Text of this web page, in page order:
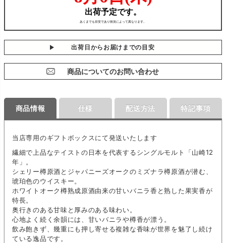
出荷日からお届けまでの目安
商品についてのお問い合わせ
商品情報
当店専用のギフトボックスにて発送いたします
繊細で上品なテイストの日本を代表するシングルモルト「山崎12
年」。
シェリー樽原酒とジャパニーズオークのミズナラ樽原酒が潜む、
琥珀色のウイスキー。
ホワイトオーク樽熟成原酒由来の甘いバニラ香と熟した果実香が
特長。
奥行きのある甘味と厚みのある味わい。
心地よく続く余韻には、甘いバニラや樽香が漂う。
飲み飽きず、幾重にも押し寄せる複雑な香味が世界を魅了し続け
ている逸品です。
仕様 配送方法 特記事項